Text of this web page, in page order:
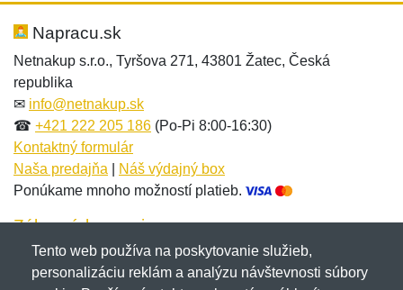
Hodnotenie:
Meno:*
E-mail:
Správa*
Meno:
E-mail:*
Správa*
Napracu.sk
Netnakup s.r.o., Tyršova 271, 43801 Žatec, Česká
republika
✉ info@netnakup.sk
☎ +421 222 205 186 (Po-Pi 8:00-16:30)
Kontaktný formulár
Naša predajňa
Náš výdajný box
Ponúkame mnoho možností platieb.
Zákaznícky servis
Novinky emailom
Tento web používa na poskytovanie služieb,
personalizáciu reklám a analýzu návštevnosti súbory